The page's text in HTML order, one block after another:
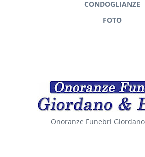
Onoranze Funebri